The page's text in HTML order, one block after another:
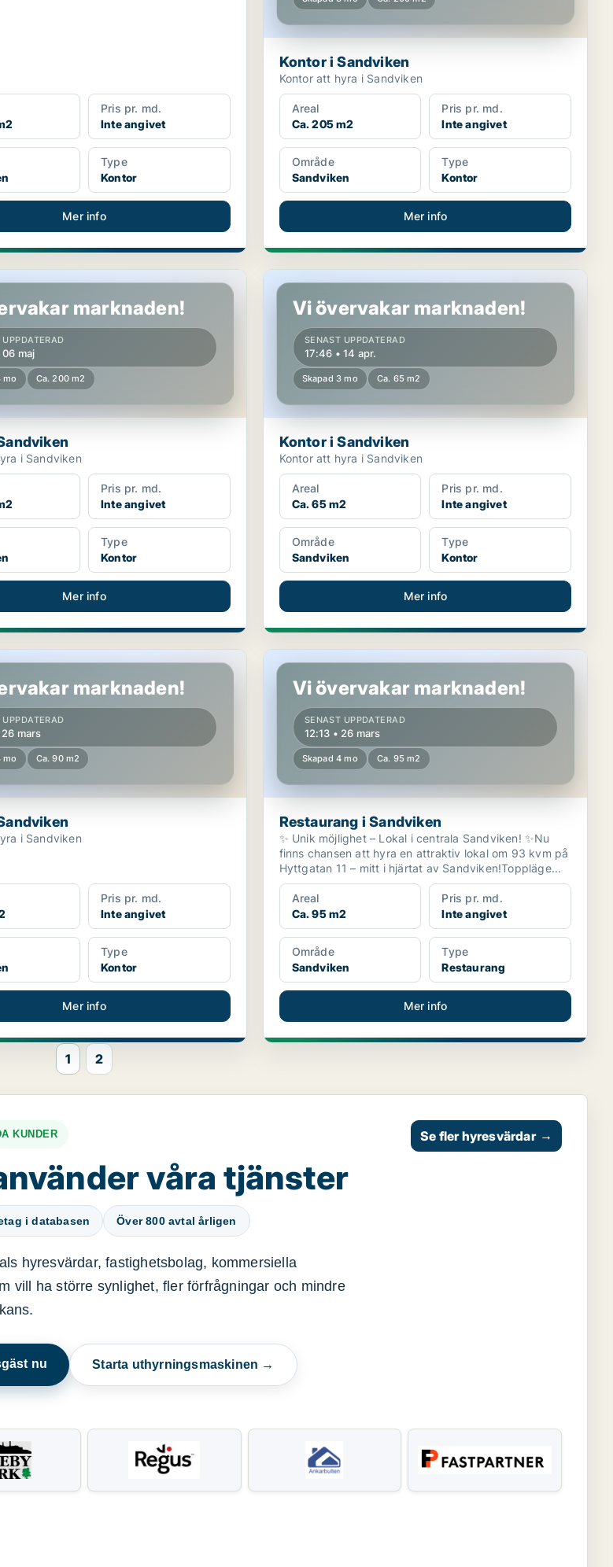
Pris pr. md.
Inte angivet
Type
Kontor
Mer info
Kontor i Sandviken
Kontor att hyra i Sandviken
Areal
Ca. 205 m2
Pris pr. md.
Inte angivet
Område
Sandviken
Type
Kontor
Mer info
marknaden!
maj
mo Ca. 200 m2
i Sandviken
Pris pr. md.
Inte angivet
Type
Kontor
Mer info
Kontor i Sandviken
Vi övervakar marknaden!
SENAST UPPDATERAD
17:46 • 14 apr.
Skapad 3 mo Ca. 65 m2
Kontor i Sandviken
Kontor att hyra i Sandviken
Areal
Ca. 65 m2
Pris pr. md.
Inte angivet
Område
Sandviken
Type
Kontor
Mer info
marknaden!
mars
mo Ca. 90 m2
i Sandviken
Pris pr. md.
Inte angivet
Type
Kontor
Mer info
Restaurang i Sandviken
Vi övervakar marknaden!
SENAST UPPDATERAD
12:13 • 26 mars
Skapad 4 mo Ca. 95 m2
Restaurang i Sandviken
✨ Unik möjlighet – Lokal i centrala Sandviken! ✨Nu
finns chansen att hyra en attraktiv lokal om 93 kvm på
Hyttgatan 11 – mitt i hjärtat av Sandviken!Toppläge...
Areal
Ca. 95 m2
Pris pr. md.
Inte angivet
Område
Sandviken
Type
Restaurang
Mer info
1 2
KUNDER
våra tjänster
i databasen Över 800 avtal årligen
hyresvärdar, fastighetsbolag, kommersiella
vill ha större synlighet, fler förfrågningar och mindre
nu Starta uthyrningsmaskinen →
Se fler hyresvärdar →